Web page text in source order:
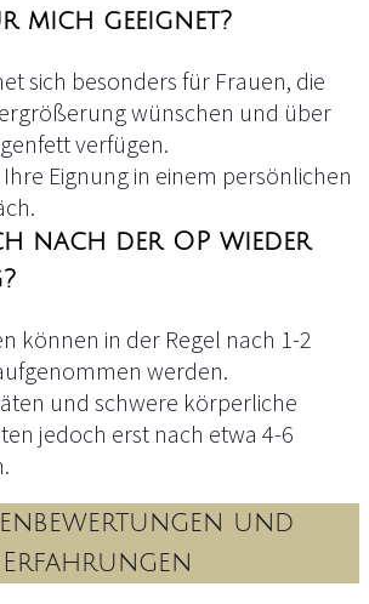
Unterstützung der Regeneration,
Zufriedenheit stehen bei uns an
begleiten wir Sie während des
mich geeignet?
sich besonders für Frauen, die
wünschen und über
verfügen.
Eignung in einem persönlichen
nach der OP wieder
können in der Regel nach 1-2
werden.
und schwere körperliche
jedoch erst nach etwa 4-6
und
Erfahrungen